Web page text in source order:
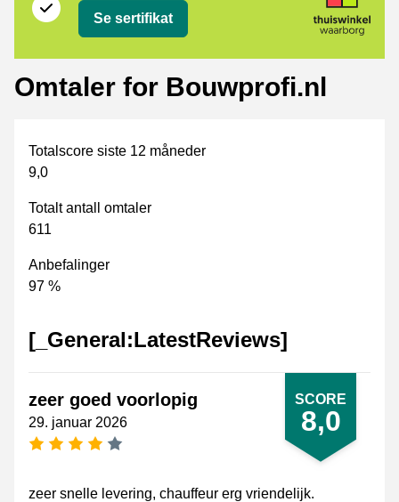
Se sertifikat
Omtaler for Bouwprofi.nl
Totalscore siste 12 måneder
9,0
Totalt antall omtaler
611
Anbefalinger
97 %
[_General:LatestReviews]
SCORE
8,0
zeer goed voorlopig
29. januar 2026
[_General:NumberOfStarsPluralFormat]
zeer snelle levering, chauffeur erg vriendelijk.